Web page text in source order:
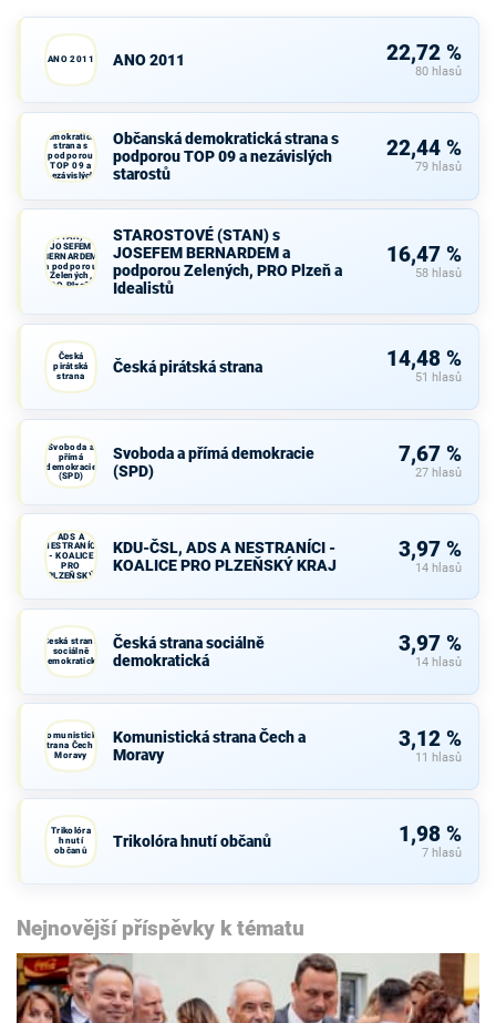
ANO 2011 ANO 2011 22,72 %
80 hlasů
demokratická
strana s
podporou
TOP 09 a
nezávislých
starostů
Občanská demokratická strana s
podporou TOP 09 a nezávislých
starostů
22,44 %
79 hlasů
(STAN) s
JOSEFEM
BERNARDEM
a podporou
Zelených,
PRO Plzeň a
STAROSTOVÉ (STAN) s
JOSEFEM BERNARDEM a
podporou Zelených, PRO Plzeň a
Idealistů
16,47 %
58 hlasů
Česká
pirátská
strana
Česká pirátská strana 14,48 %
51 hlasů
Svoboda a
přímá
demokracie
(SPD)
Svoboda a přímá demokracie
(SPD)
7,67 %
27 hlasů
ADS A
NESTRANÍCI
- KOALICE
PRO
PLZEŇSKÝ
KRAJ
KDU-ČSL, ADS A NESTRANÍCI -
KOALICE PRO PLZEŇSKÝ KRAJ
3,97 %
14 hlasů
Česká strana
sociálně
demokratická
Česká strana sociálně
demokratická
3,97 %
14 hlasů
Komunistická
strana Čech a
Moravy
Komunistická strana Čech a
Moravy
3,12 %
11 hlasů
Trikolóra
hnutí
občanů
Trikolóra hnutí občanů 1,98 %
7 hlasů
Nejnovější příspěvky k tématu